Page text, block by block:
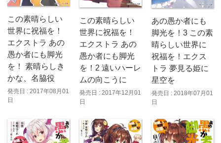
この素晴らしい
世界に祝福を！
エクストラ あの
愚か者にも脚光
を！ 素晴らしき
かな、名脇役
発売日 : 2017年08月01
日
この素晴らしい
世界に祝福を！
エクストラ あの
愚か者にも脚光
を！2 遠いハーレ
ムの向こうに
発売日 : 2017年12月01
日
あの愚か者にも
脚光を！3 この素
晴らしい世界に
祝福を！エクス
トラ 夢見る姫に
星空を
発売日 : 2018年07月01
日